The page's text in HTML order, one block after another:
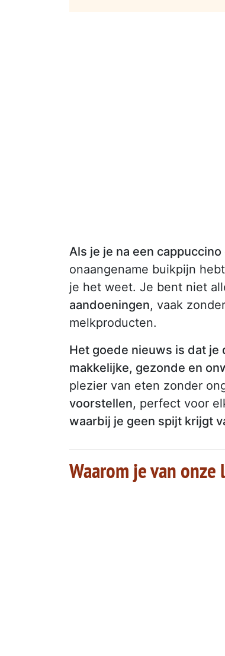
Als je je na een
onaangename buikpijn
je het weet. Je bent niet
aandoeningen, vaak
melkproducten.
Het goede nieuws is dat je
makkelijke, gezonde en
plezier van eten zonder
voorstellen, perfect voor
waarbij je geen spijt krijgt
Waarom je van